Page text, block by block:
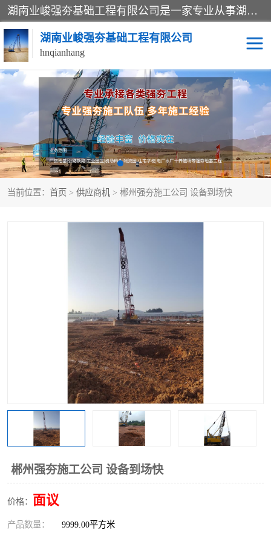
湖南业峻强夯基础工程有限公司是一家专业从事湖南强夯基础工程、强夯机租赁，地基处理的施工单位。业务覆盖：湖南、广东，江西等地。可承接1000KN.m-25000KN.m强夯（置换）工程。公司创始人是国内较早期从事强夯施工的建设者，经过多年的一步一个脚印的发展，在行业内具有较高的度和良好的口碑。
湖南业峻强夯基础工程有限公司
hnqianhang
当前位置： 首页 > 供应商机 > 郴州强夯施工公司 设备到场快
郴州强夯施工公司 设备到场快
价格： 面议
产品数量： 9999.00平方米
强夯施工案例 强夯机租赁
强夯施工工程 强夯施工队伍
强夯队伍